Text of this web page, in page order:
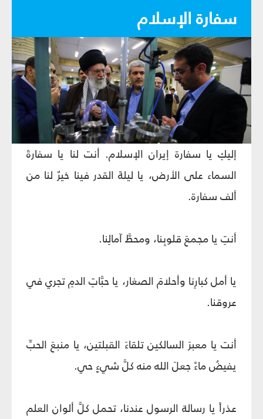
سفارة الإسلام
إليكِ يا سفارة إيران الإسلام. أنت لنا يا سفارةَ
السماء على الأرض، يا ليلةَ القدر فينا خيرٌ لنا من
ألف سفارة.
أنتِ يا مجمعَ قلوبِنا، ومحطَّ آمالِنا.
يا أمل كبارِنا وأحلامَ الصغار، يا حبَّاتِ الدمِ تجري في
عروقنا.
أنت يا معبرَ السالكين تلقاءَ القبلتين، يا منبعَ الحبِّ
يفيضُ ماءً جعلَ الله منه كلَّ شيءٍ حي.
عذراً يا رسالة الرسول عندنا، تحمل كلَّ ألوان العلم